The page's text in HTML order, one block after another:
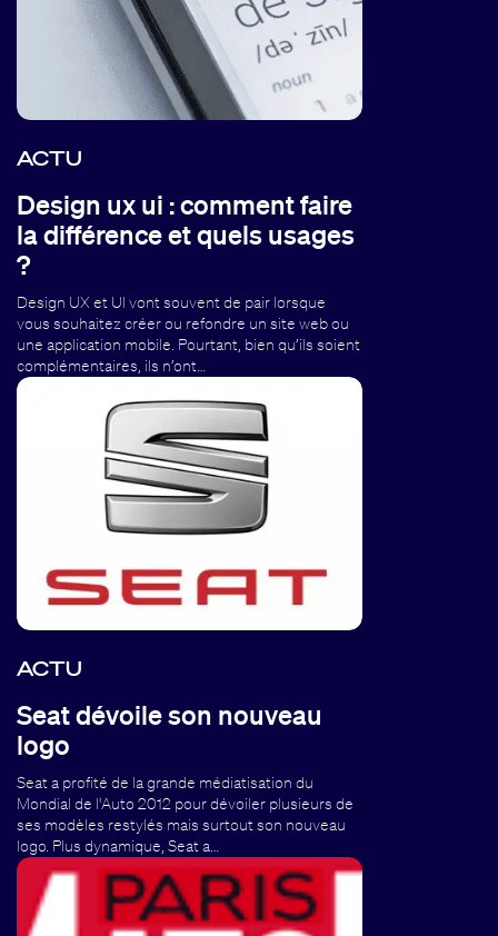
ACTU
Design ux ui : comment faire
la différence et quels usages
?
Design UX et UI vont souvent de pair lorsque
vous souhaitez créer ou refondre un site web ou
une application mobile. Pourtant, bien qu’ils soient
complémentaires, ils n’ont…
ACTU
Seat dévoile son nouveau
logo
Seat a profité de la grande médiatisation du
Mondial de l'Auto 2012 pour dévoiler plusieurs de
ses modèles restylés mais surtout son nouveau
logo. Plus dynamique, Seat a…